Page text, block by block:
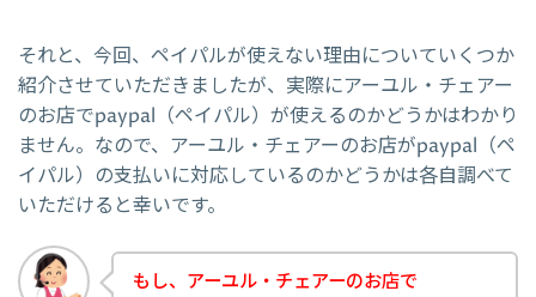
それと、今回、ペイパルが使えない理由についていくつか
紹介させていただきましたが、実際にアーユル・チェアー
のお店でpaypal（ペイパル）が使えるのかどうかはわかり
ません。なので、アーユル・チェアーのお店がpaypal（ペ
イパル）の支払いに対応しているのかどうかは各自調べて
いただけると幸いです。
もし、アーユル・チェアーのお店で